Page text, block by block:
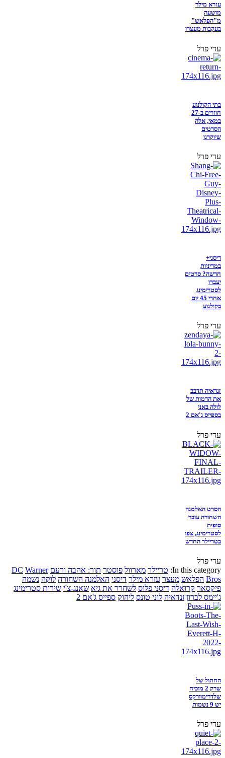
עזרא מילר
מושעה
מ"הפלאש"
בעקבות מעצרו
עדי פרל
בתי הקולנוע
חוזרים ב-27
במאי, אלה
הסרטים
שיוקרנו
עדי פרל
דיסני+
במדיניות
חדשה? סרטים
יעברו
לסטרימינג
אחרי 45 יום
בקולנוע
עדי פרל
זנדאיה תדבב
את הדמות של
לולה באני
בספייס ג'אם 2
עדי פרל
הסרט האלמנה
השחורה עובר
סופית
לסטרימינג, צפו
בטריילר החדש
עדי פרל
In this category: טריילר מארוול פוסטר תור: אהבה ורעם DC Warner
Bros הפלאש מעצר עזרא מילר דיסני האלמנה השחורה לוקה נשמה
פיקסאר קרואלה דיסני פלוס לשחרר את גיא שאנג-צ'י שירות סטרימינג
ג'יימס לברון זנדאיה לוני טונס ליהוק ספייס ג'אם 2
החתול של
שרק 2 מוכיח
שלדרימוורקס
יש 9 נשמות
עדי פרל